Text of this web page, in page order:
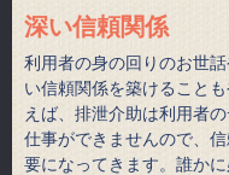
深い信頼関係
利用者の身の回りのお世
い信頼関係を築けること
えば、排泄介助は利用者
仕事ができませんので、
要になってきます。誰か